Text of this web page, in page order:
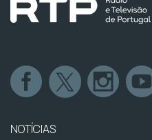
NOTÍCIAS